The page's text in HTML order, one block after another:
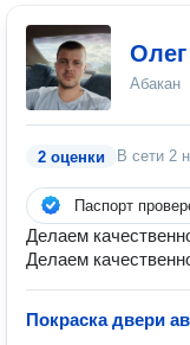
Абакан
2 оценки В сети 2
Паспорт
Делаем
Делаем
Покраска двери